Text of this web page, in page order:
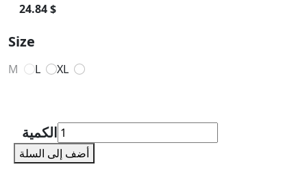
24.84 $
Size
M L XL
الكمية
أضف إلى السلة